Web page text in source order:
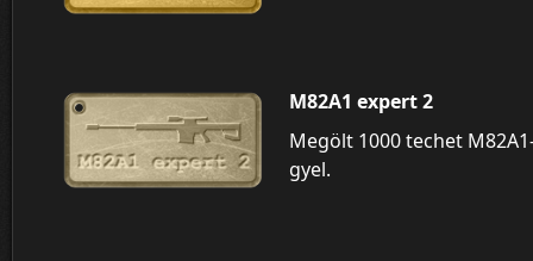
M82A1 expert 2
Megölt 1000 techet
gyel.